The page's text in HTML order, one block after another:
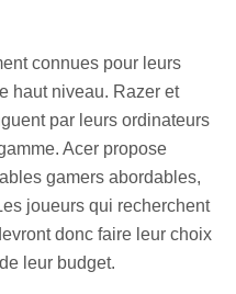
connues pour leurs
hautniveau. Razer et
entpar leurs ordinateurs
me. Acer propose
ables gamers abordables,
joueurs qui recherchent
rontdonc faire leur choix
leur budget.